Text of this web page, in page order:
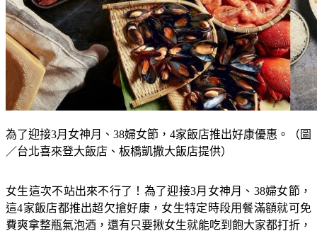
為了迎接3月女神月、38婦女節，4家飯店推出好康優惠。（圖
女生這次不站出來不行了！為了迎接3月女神月、38婦女節，
這4家飯店都推出超欠搶好康，女生特定時段用餐滿額就可免